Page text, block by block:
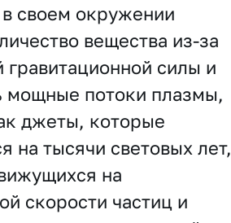
в своем окружении
вещества из-за
гравитационной силы и
мощные потоки плазмы,
джеты, которые
на тысячи световых лет,
на
скорости частиц и